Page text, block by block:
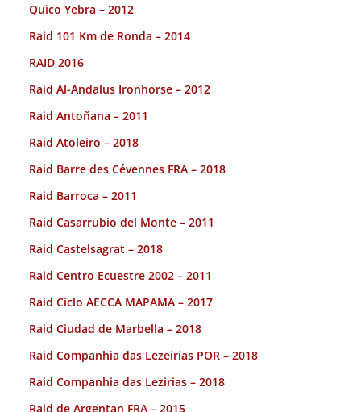
Quico Yebra – 2012
Raid 101 Km de Ronda – 2014
RAID 2016
Raid Al-Andalus Ironhorse – 2012
Raid Antoñana – 2011
Raid Atoleiro – 2018
Raid Barre des Cévennes FRA – 2018
Raid Barroca – 2011
Raid Casarrubio del Monte – 2011
Raid Castelsagrat – 2018
Raid Centro Ecuestre 2002 – 2011
Raid Ciclo AECCA MAPAMA – 2017
Raid Ciudad de Marbella – 2018
Raid Companhia das Lezeirias POR – 2018
Raid Companhia das Lezirias – 2018
Raid de Argentan FRA – 2015